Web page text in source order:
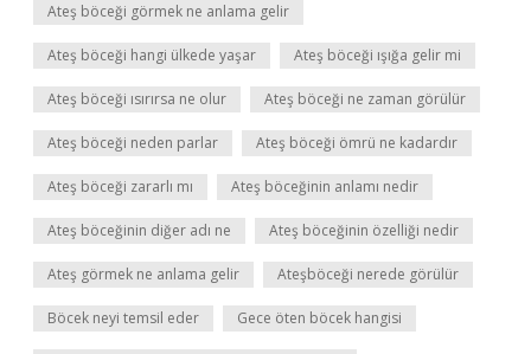
Ateş böceği görmek ne anlama gelir
Ateş böceği hangi ülkede yaşar Ateş böceği ışığa gelir mi
Ateş böceği ısırırsa ne olur Ateş böceği ne zaman görülür
Ateş böceği neden parlar Ateş böceği ömrü ne kadardır
Ateş böceği zararlı mı Ateş böceğinin anlamı nedir
Ateş böceğinin diğer adı ne Ateş böceğinin özelliği nedir
Ateş görmek ne anlama gelir Ateşböceği nerede görülür
Böcek neyi temsil eder Gece öten böcek hangisi